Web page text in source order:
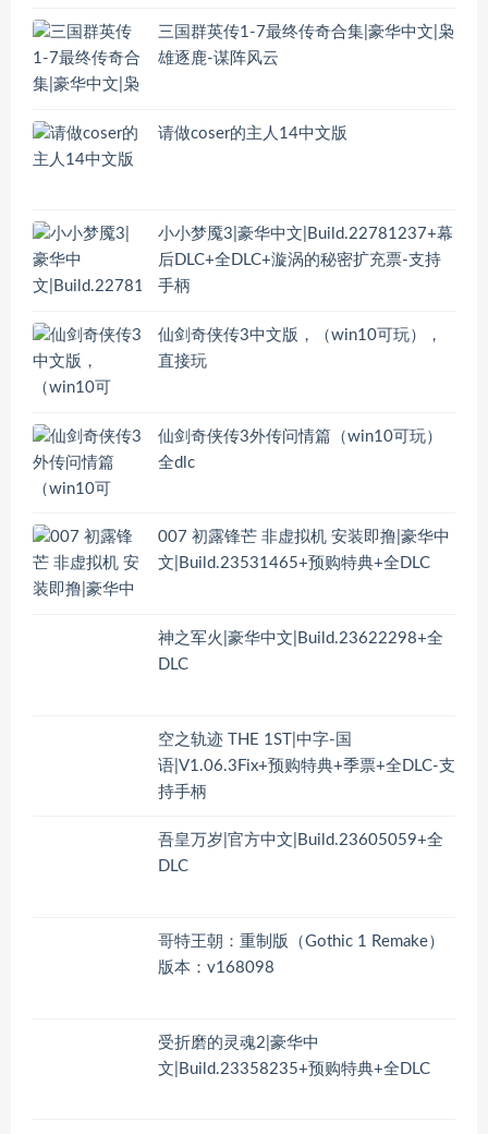
三国群英传1-7最终传奇合集|豪华中文|枭
雄逐鹿-谋阵风云
请做coser的主人14中文版
小小梦魇3|豪华中文|Build.22781237+幕
后DLC+全DLC+漩涡的秘密扩充票-支持
手柄
仙剑奇侠传3中文版，（win10可玩），
直接玩
仙剑奇侠传3外传问情篇（win10可玩）
全dlc
007 初露锋芒 非虚拟机 安装即撸|豪华中
文|Build.23531465+预购特典+全DLC
神之军火|豪华中文|Build.23622298+全
DLC
空之轨迹 THE 1ST|中字-国
语|V1.06.3Fix+预购特典+季票+全DLC-支
持手柄
吾皇万岁|官方中文|Build.23605059+全
DLC
哥特王朝：重制版（Gothic 1 Remake）
版本：v168098
受折磨的灵魂2|豪华中
文|Build.23358235+预购特典+全DLC